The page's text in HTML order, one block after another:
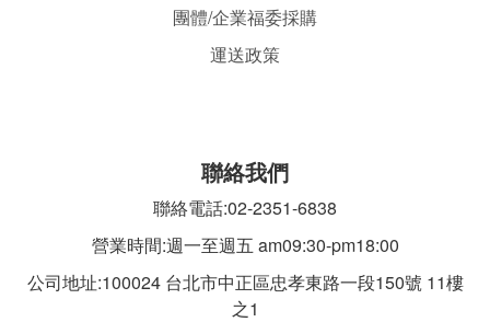
團體/企業福委採購
運送政策
聯絡我們
聯絡電話:02-2351-6838
營業時間:週一至週五 am09:30-pm18:00
公司地址:100024 台北市中正區忠孝東路一段150號 11樓
之1